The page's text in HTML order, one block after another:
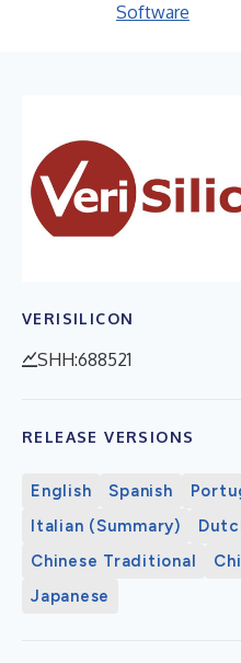
Software
VERISILICON
SHH:688521
RELEASE VERSIONS
English Spanish
Italian (Summary)
Chinese Traditional
Japanese